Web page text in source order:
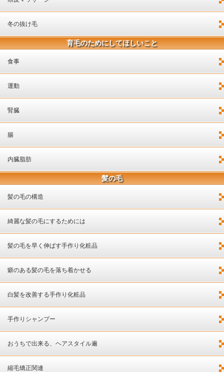
冬の抜け毛
育毛のためにしてほしいこと
食事
運動
腎臓
腸
内臓脂肪
髪の毛
髪の毛の構造
綺麗な髪の毛にするためには
髪の毛を早く伸ばす手作り化粧品
癖のある髪の毛を落ち着かせる
白髪を改善する手作り化粧品
手作りシャンプー
おうちで出来る、ヘアスタイル遍
縮毛矯正関連